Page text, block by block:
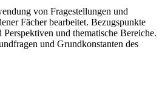
von Fragestellungen und
Fächer bearbeitet. Bezugspunkte
und thematische Bereiche.
und Grundkonstanten des